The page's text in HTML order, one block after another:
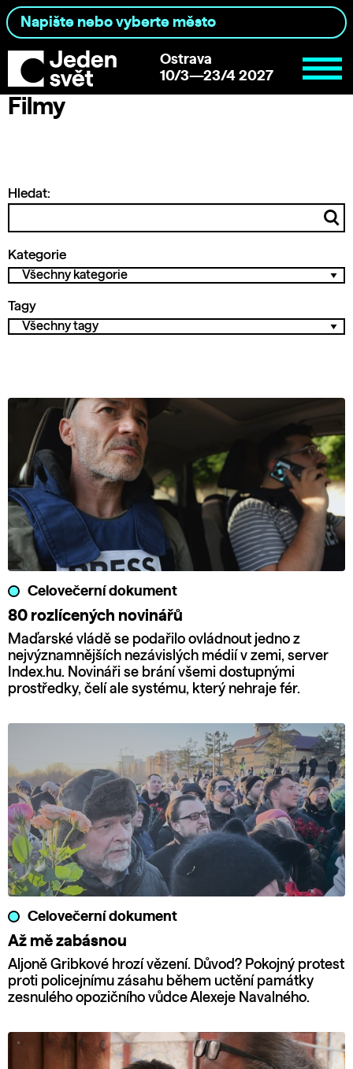
Ostrava
10/3—23/4 2027
Filmy
Hledat:
Kategorie
Tagy
Celovečerní dokument
80 rozlícených novinářů
Maďarské vládě se podařilo ovládnout jedno z
nejvýznamnějších nezávislých médií v zemi, server
Index.hu. Novináři se brání všemi dostupnými
prostředky, čelí ale systému, který nehraje fér.
Celovečerní dokument
Až mě zabásnou
Aljoně Gribkové hrozí vězení. Důvod? Pokojný protest
proti policejnímu zásahu během uctění památky
zesnulého opozičního vůdce Alexeje Navalného.